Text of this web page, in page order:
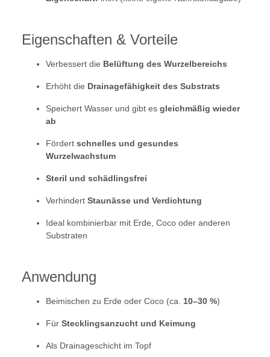
Eigenschaften & Vorteile
Verbessert die Belüftung des Wurzelbereichs
Erhöht die Drainagefähigkeit des Substrats
Speichert Wasser und gibt es gleichmäßig wieder
ab
Fördert schnelles und gesundes
Wurzelwachstum
Steril und schädlingsfrei
Verhindert Staunässe und Verdichtung
Ideal kombinierbar mit Erde, Coco oder anderen
Substraten
Anwendung
Beimischen zu Erde oder Coco (ca. 10–30 %)
Für Stecklingsanzucht und Keimung
Als Drainageschicht im Topf